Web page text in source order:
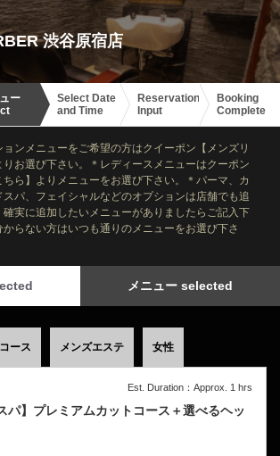
渋谷原宿店
ー
Select Date
and Time
Reservation
Input
Booking
Complete
ョンメニューをご希望の方はクイーポン【メンズリ
お選び下さい。＊レディースメニューはクーポン
ちら】よりメニューをお選び下さい。＊パーマ、カ
パ、フェイシャルなどのオプションは店舗でも追
確実に追加したいメニューがありましたらご記入下
らない方はいつも通りのメニューをお選び下さ
メニュー selected
ース メンズエステ 女性
Est. Duration：Approx. 1 hrs
パ】プレミアムカットコース＋選べるヘッ